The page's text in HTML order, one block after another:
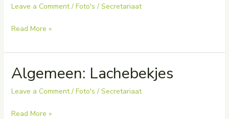
Leave a Comment / Foto's / Secretariaat
Algemeen:
dorp
Read More »
Algemeen: Lachebekjes
Leave a Comment / Foto's / Secretariaat
Algemeen:
Read More »